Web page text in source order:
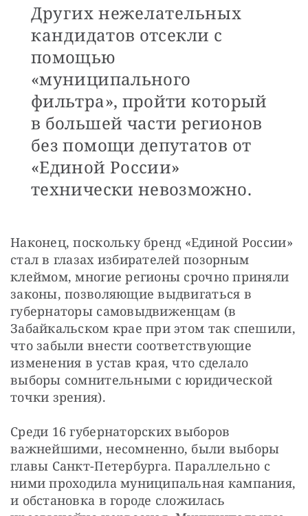
Других нежелательных
кандидатов отсекли с
помощью
«муниципального
фильтра», пройти который
в большей части регионов
без помощи депутатов от
«Единой России»
технически невозможно.
Наконец, поскольку бренд «Единой России»
стал в глазах избирателей позорным
клеймом, многие регионы срочно приняли
законы, позволяющие выдвигаться в
губернаторы самовыдвиженцам (в
Забайкальском крае при этом так спешили,
что забыли внести соответствующие
изменения в устав края, что сделало
выборы сомнительными с юридической
точки зрения).
Среди 16 губернаторских выборов
важнейшими, несомненно, были выборы
главы Санкт-Петербурга. Параллельно с
ними проходила муниципальная кампания,
и обстановка в городе сложилась